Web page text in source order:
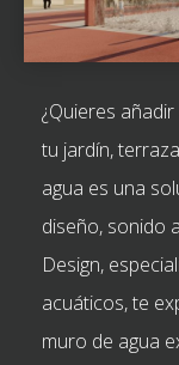
¿Quieres
tu jardín,
agua es una
diseño, sonido
Design,
acuáticos, te
muro de agua